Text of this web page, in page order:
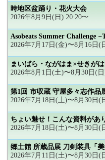
時地区盆踊り・花火大会
2026年8月9日(日) 20:20〜
Asobeats Summer Challenge
2026年7月17日(金)〜8月16日(
まいばら・ながはま×せきが
2026年8月1日(土)〜8月30日(
第1回 市収蔵 守屋多々志作品
2026年7月18日(土)〜8月30日(
ちょい魅せ！こんな資料があ
2026年7月18日(土)〜8月30日(
郷土館 所蔵品展 刀剣装具「
2026年7月11日(土)〜8月30日(